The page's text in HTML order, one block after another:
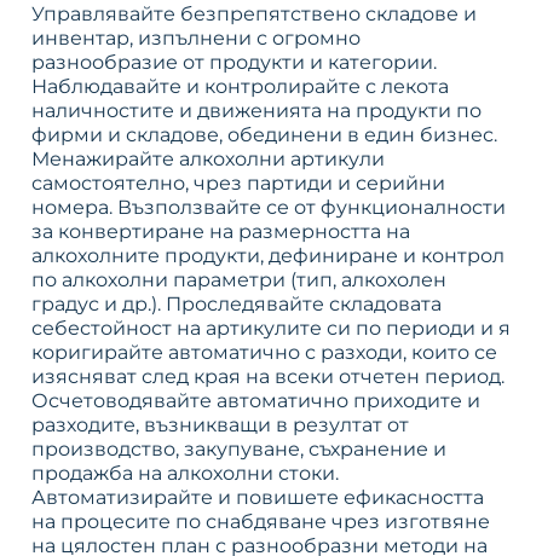
Управлявайте безпрепятствено складове и
инвентар, изпълнени с огромно
разнообразие от продукти и категории.
Наблюдавайте и контролирайте с лекота
наличностите и движенията на продукти по
фирми и складове, обединени в един бизнес.
Менажирайте алкохолни артикули
самостоятелно, чрез партиди и серийни
номера. Възползвайте се от функционалности
за конвертиране на размерността на
алкохолните продукти, дефиниране и контрол
по алкохолни параметри (тип, алкохолен
градус и др.). Проследявайте складовата
себестойност на артикулите си по периоди и я
коригирайте автоматично с разходи, които се
изясняват след края на всеки отчетен период.
Осчетоводявайте автоматично приходите и
разходите, възникващи в резултат от
производство, закупуване, съхранение и
продажба на алкохолни стоки.
Автоматизирайте и повишете ефикасността
на процесите по снабдяване чрез изготвяне
на цялостен план с разнообразни методи на